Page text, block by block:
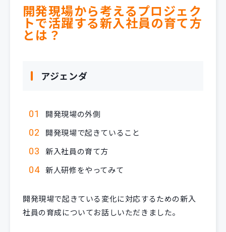
開発現場から考えるプロジェク
トで活躍する新入社員の育て方
とは？
アジェンダ
開発現場の外側
開発現場で起きていること
新入社員の育て方
新人研修をやってみて
開発現場で起きている変化に対応するための新入
社員の育成についてお話しいただきました。